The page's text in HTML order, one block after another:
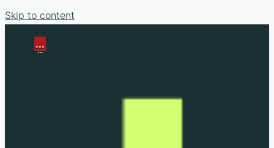
Skip to content
...
...